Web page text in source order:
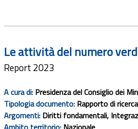
Le attività del numero
Report 2023
A cura di: Presidenza del Consiglio dei
Tipologia documento: Rapporto di ricerca
Argomenti: Diritti fondamentali,